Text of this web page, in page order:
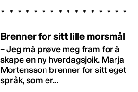
Brenner for sitt lille morsmål
– Jeg må prøve meg fram for å
skape en ny hverdagsjoik. Marja
Mortensson brenner for sitt eget
språk, som er...